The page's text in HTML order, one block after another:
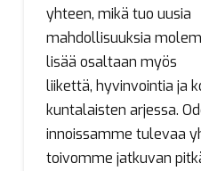
yhteen, mikä tuo uusia
mahdollisuuksia
lisää osaltaan myös
liikettä, hyvinvointia ja
kuntalaisten arjessa.
innoissamme tulevaa
toivomme jatkuvan